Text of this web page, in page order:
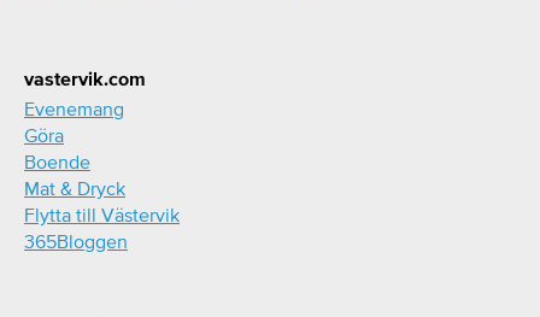
Footer
vastervik.com
Evenemang
Göra
Boende
Mat & Dryck
Flytta till Västervik
365Bloggen